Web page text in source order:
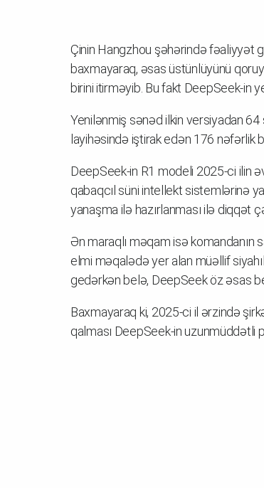
Çinin Hangzhou şəhərində fəaliyyət
baxmayaraq, əsas üstünlüyünü
birini itirməyib. Bu fakt DeepSeek-in
Yenilənmiş sənəd ilkin versiyadan 64
layihəsində iştirak edən 176 nəfərlik
DeepSeek-in R1 modeli 2025-ci ilin
qabaqcıl süni intellekt sistemlərinə
yanaşma ilə hazırlanması ilə diqqət
Ən maraqlı məqam isə komandanın
elmi məqalədə yer alan müəllif
gedərkən belə, DeepSeek öz əsas
Baxmayaraq ki, 2025-ci il ərzində
qalması DeepSeek-in uzunmüddətli